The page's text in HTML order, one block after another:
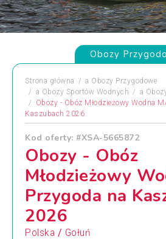
Obozy
Strona główna a Obozy Przygodowe
a Obozy Sportów Wodnych a
Obozy - Obóz Młodzieżowy Wodna
Kaszubach 2026
Kod oferty: #XSA-5665872
Obozy - Obóz
Młodzieżowy
Przygoda na
2026
Polska / Gołuń